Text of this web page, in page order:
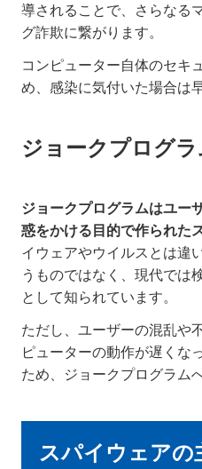
導されることで、さらなる
グ詐欺に繋がります。
コンピューター自体のセキ
め、感染に気付いた場合は
ジョークプログラ
ジョークプログラムはユー
惑をかける目的で作られた
イウェアやウイルスとは違
うものではなく、現代では
として知られています。
ただし、ユーザーの混乱や
ピューターの動作が遅くな
ため、ジョークプログラム
スパイウェアの